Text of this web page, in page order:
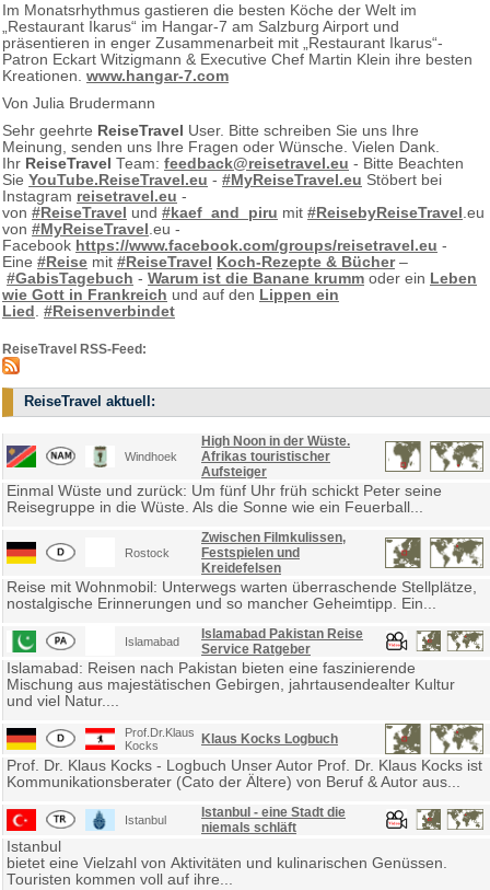
Im Monatsrhythmus gastieren die besten Köche der Welt im
„Restaurant Ikarus“ im Hangar-7 am Salzburg Airport und
präsentieren in enger Zusammenarbeit mit „Restaurant Ikarus“-
Patron Eckart Witzigmann & Executive Chef Martin Klein ihre besten
Kreationen. www.hangar-7.com
Von Julia Brudermann
Sehr geehrte ReiseTravel User. Bitte schreiben Sie uns Ihre
Meinung, senden uns Ihre Fragen oder Wünsche. Vielen Dank.
Ihr ReiseTravel Team: feedback@reisetravel.eu - Bitte Beachten
Sie YouTube.ReiseTravel.eu - #MyReiseTravel.eu Stöbert bei
Instagram reisetravel.eu -
von #ReiseTravel und #kaef_and_piru mit #ReisebyReiseTravel .eu
von #MyReiseTravel .eu -
Facebook https://www.facebook.com/groups/reisetravel.eu -
Eine #Reise mit #ReiseTravel Koch-Rezepte & Bücher–
#GabisTagebuch - Warum ist die Banane krumm oder ein Leben
wie Gott in Frankreich und auf den Lippen ein
Lied #Reisenverbindet
ReiseTravel RSS-Feed:
ReiseTravel aktuell:
Windhoek
High Noon in der Wüste.
Afrikas touristischer
Aufsteiger
Einmal Wüste und zurück: Um fünf Uhr früh schickt Peter seine
Reisegruppe in die Wüste. Als die Sonne wie ein Feuerball...
Rostock
Zwischen Filmkulissen,
Festspielen und
Kreidefelsen
Reise mit Wohnmobil: Unterwegs warten überraschende Stellplätze,
nostalgische Erinnerungen und so mancher Geheimtipp. Ein...
Islamabad
Islamabad Pakistan Reise
Service Ratgeber
Islamabad: Reisen nach Pakistan bieten eine faszinierende
Mischung aus majestätischen Gebirgen, jahrtausendealter Kultur
und viel Natur....
Prof.Dr.Klaus
Kocks
Klaus Kocks Logbuch
Prof. Dr. Klaus Kocks - Logbuch Unser Autor Prof. Dr. Klaus Kocks ist
Kommunikationsberater (Cato der Ältere) von Beruf & Autor aus...
Istanbul
Istanbul - eine Stadt die
niemals schläft
Istanbul
bietet eine Vielzahl von Aktivitäten und kulinarischen Genüssen.
Touristen kommen voll auf ihre...